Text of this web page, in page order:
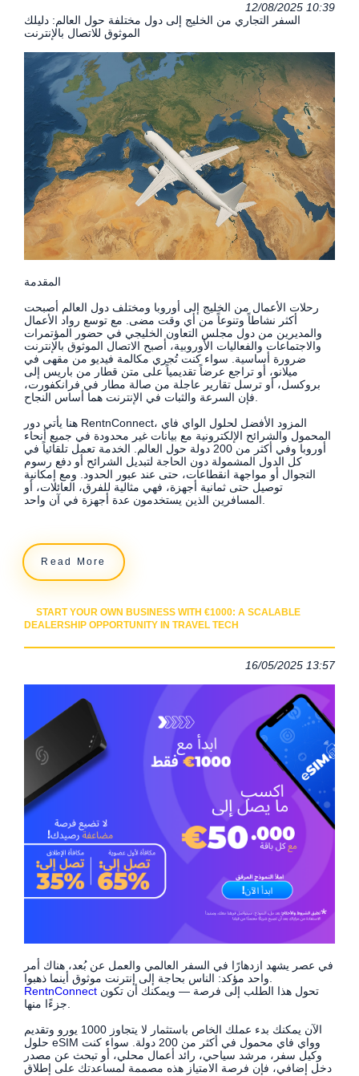
12/08/2025 10:39
السفر التجاري من الخليج إلى دول مختلفة حول العالم: دليلك
الموثوق للاتصال بالإنترنت
المقدمة
رحلات الأعمال من الخليج إلى أوروبا ومختلف دول العالم أصبحت
أكثر نشاطاً وتنوعاً من أي وقت مضى. مع توسع رواد الأعمال
والمديرين من دول مجلس التعاون الخليجي في حضور المؤتمرات
والاجتماعات والفعاليات الأوروبية، أصبح الاتصال الموثوق بالإنترنت
ضرورة أساسية. سواء كنت تُجري مكالمة فيديو من مقهى في
ميلانو، أو تراجع عرضاً تقديمياً على متن قطار من باريس إلى
بروكسل، أو ترسل تقارير عاجلة من صالة مطار في فرانكفورت،
هنا يأتي دور RentnConnect، المزود الأفضل لحلول الواي فاي
المحمول والشرائح الإلكترونية مع بيانات غير محدودة في جميع أنحاء
أوروبا وفي أكثر من 200 دولة حول العالم. الخدمة تعمل تلقائياً في
كل الدول المشمولة دون الحاجة لتبديل الشرائح أو دفع رسوم
التجوال أو مواجهة انقطاعات، حتى عند عبور الحدود. ومع إمكانية
توصيل حتى ثمانية أجهزة، فهي مثالية للفرق، العائلات، أو
Read More
START YOUR OWN BUSINESS WITH €1000: A SCALABLE
DEALERSHIP OPPORTUNITY IN TRAVEL TECH
16/05/2025 13:57
في عصر يشهد ازدهارًا في السفر العالمي والعمل عن بُعد، هناك أمر
RentnConnect
الآن يمكنك بدء عملك الخاص باستثمار لا يتجاوز 1000 يورو وتقديم
حلول eSIM وواي فاي محمول في أكثر من 200 دولة. سواء كنت
وكيل سفر، مرشد سياحي، رائد أعمال محلي، أو تبحث عن مصدر
دخل إضافي، فإن فرصة الامتياز هذه مصممة لمساعدتك على إطلاق